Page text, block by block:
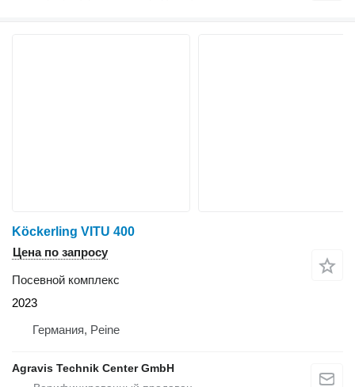
Köckerling VITU 400
Цена по запросу
Посевной комплекс
2023
Германия, Peine
Agravis Technik Center GmbH